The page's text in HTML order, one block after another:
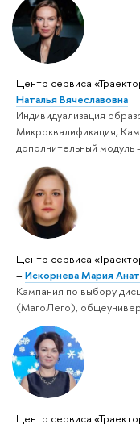
Центр сервиса
Наталья Вячеславовна
Индивидуализация
Микроквалификация,
дополнительный модуль
Центр сервиса
– Искорнева Мария
Кампания по выбору
(МагоЛего),
Центр сервиса
Модуль
Модуль
аттестации